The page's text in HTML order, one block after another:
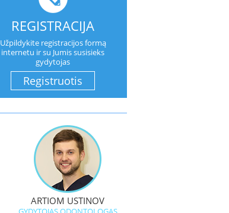
REGISTRACIJA
Užpildykite registracijos formą
internetu ir su Jumis susisieks
gydytojas
Registruotis
ARTIOM USTINOV